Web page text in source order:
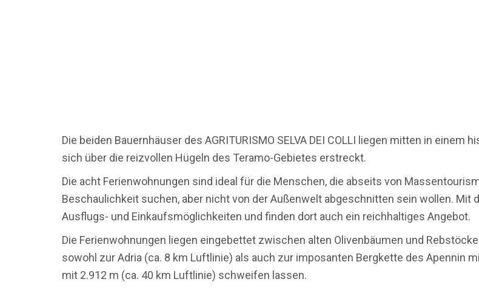
Die beiden Bauernhäuser des AGRITURISMO SELVA DEI COLLI liegen mitten in
sich über die reizvollen Hügeln des Teramo-Gebietes erstreckt.
Die acht Ferienwohnungen sind ideal für die Menschen, die abseits von
Beschaulichkeit suchen, aber nicht von der Außenwelt abgeschnitten sein wollen. Mit
Ausflugs- und Einkaufsmöglichkeiten und finden dort auch ein reichhaltiges Angebot.
Die Ferienwohnungen liegen eingebettet zwischen alten Olivenbäumen und
sowohl zur Adria (ca. 8 km Luftlinie) als auch zur imposanten Bergkette des Apennin
mit 2.912 m (ca. 40 km Luftlinie) schweifen lassen.